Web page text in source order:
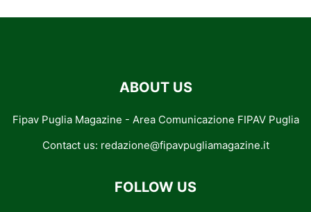
ABOUT US
Fipav Puglia Magazine - Area Comunicazione FIPAV Puglia
Contact us: redazione@fipavpugliamagazine.it
FOLLOW US